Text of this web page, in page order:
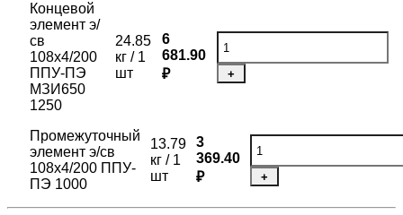
Концевой
элемент э/
св
108х4/200
ППУ-ПЭ
МЗИ650
1250
24.85
кг / 1
шт
6
681.90
₽
+
Промежуточный
элемент э/св
108х4/200 ППУ-
ПЭ 1000
13.79
кг / 1
шт
3
369.40
₽
+